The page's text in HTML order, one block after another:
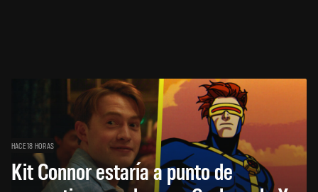
HACE 18 HORAS
Kit Connor estaría a punto de